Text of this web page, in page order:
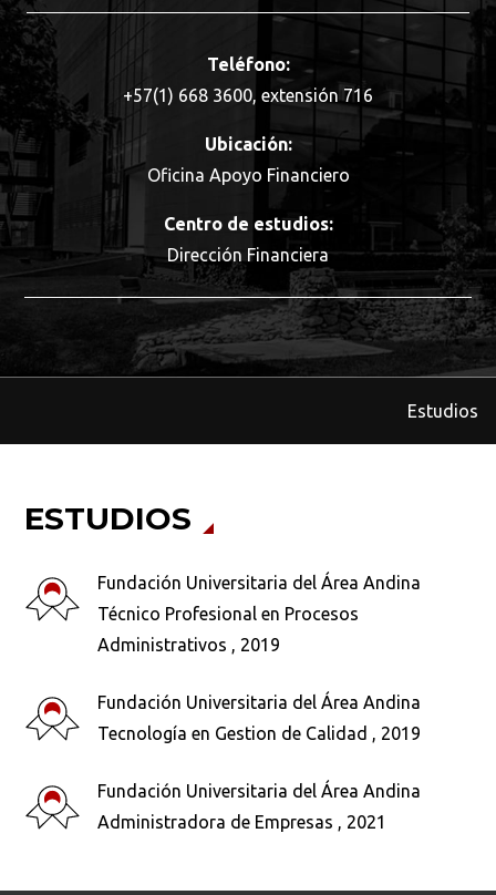
Teléfono:
+57(1) 668 3600, extensión 716
Ubicación:
Oficina Apoyo Financiero
Centro de estudios:
Dirección Financiera
Estudios
ESTUDIOS
Fundación Universitaria del Área Andina
Técnico Profesional en Procesos
Administrativos , 2019
Fundación Universitaria del Área Andina
Tecnología en Gestion de Calidad , 2019
Fundación Universitaria del Área Andina
Administradora de Empresas , 2021
Busca en la escuela
¿Qué buscas?
Buscar en: